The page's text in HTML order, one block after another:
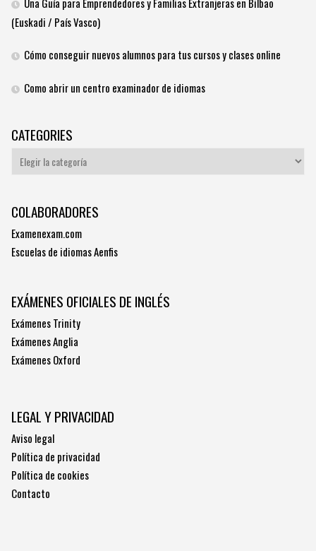
(Euskadi / País Vasco)
Cómo conseguir nuevos alumnos para tus cursos y clases online
Como abrir un centro examinador de idiomas
CATEGORIES
Categories
COLABORADORES
Examenexam.com
Escuelas de idiomas Aenfis
EXÁMENES OFICIALES DE INGLÉS
Exámenes Trinity
Exámenes Anglia
Exámenes Oxford
LEGAL Y PRIVACIDAD
Aviso legal
Política de privacidad
Política de cookies
Contacto